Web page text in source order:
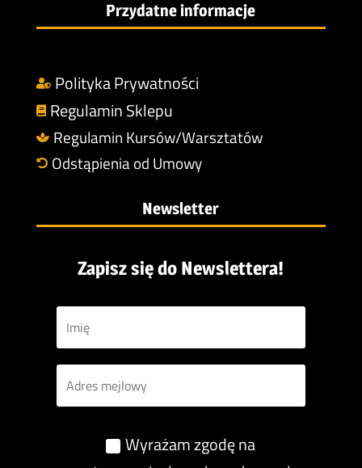
Przydatne informacje
 Polityka Prywatności
 Regulamin Sklepu
 Regulamin Kursów/Warsztatów
 Odstąpienia od Umowy
Newsletter
Zapisz się do Newslettera!
Wyrażam zgodę na